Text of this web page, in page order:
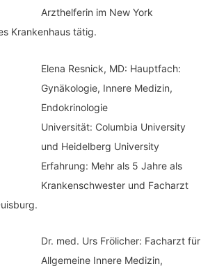
Arzthelferin im New York
Krankenhaus tätig.
Elena Resnick, MD: Hauptfach:
Gynäkologie, Innere Medizin,
Endokrinologie
Universität: Columbia University
und Heidelberg University
Erfahrung: Mehr als 5 Jahre als
Krankenschwester und Facharzt
Dr. med. Urs Frölicher: Facharzt für
Allgemeine Innere Medizin,